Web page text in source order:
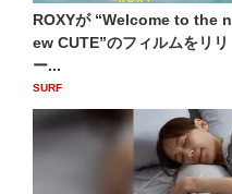
ROXYが “Welcome to the n
ew CUTE”のフィルムをリリ
ー...
SURF